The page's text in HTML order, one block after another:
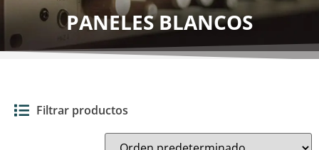
PANELES BLANCOS
Filtrar productos